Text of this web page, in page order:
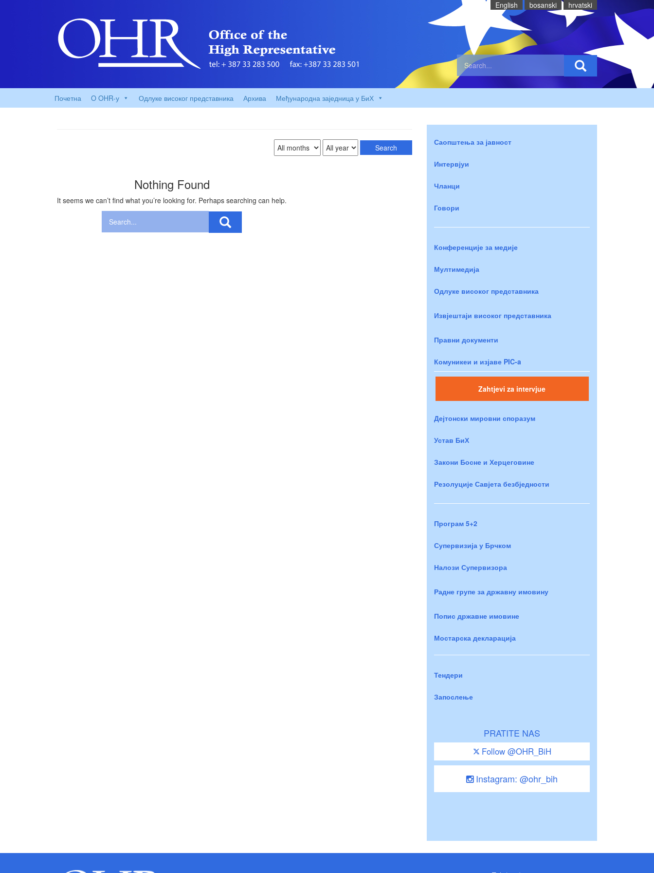
English bosanski hrvatski
Почетна O OHR-у Одлуке високог представника Архива Међународна заједница у БиХ
Nothing Found
It seems we can’t find what you’re looking for. Perhaps searching can help.
Саопштења за јавност
Интервјуи
Чланци
Говори
Конференције за медије
Мултимедија
Одлуке високог представника
Извјештаји високог представника
Правни документи
Комуникеи и изјаве PIC-a
Zahtjevi za intervjue
Дејтонски мировни споразум
Устав БиХ
Закони Босне и Херцеговине
Резолуције Савјета безбједности
Програм 5+2
Супервизија у Брчком
Налози Супервизора
Радне групе за државну имовину
Попис државне имовине
Мостарска декларација
Тендери
Запослење
PRATITE NAS
Follow @OHR_BiH
Instagram: @ohr_bih